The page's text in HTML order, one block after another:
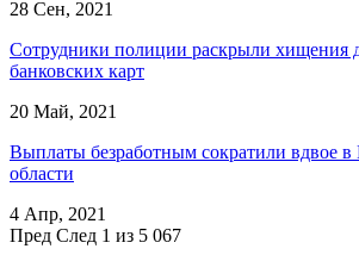
28 Сен, 2021
Сотрудники полиции раскрыли хищения
банковских карт
20 Май, 2021
Выплаты безработным сократили вдвое в
области
4 Апр, 2021
Пред След 1 из 5 067